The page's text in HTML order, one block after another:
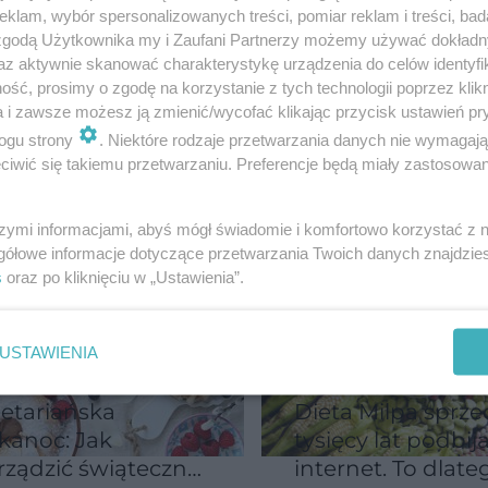
sieć. Ta dieta
skończyć się
Wielkanoc przy
cukrzycy? Te
ratują święta
Jak
świąteczne
Dieta Milpa
tysięcy lat
internet. To
wybór spersonalizowanych treści, pomiar reklam i treści,
Użytkownika my i Zaufani Partnerzy możemy używać
aktywnie skanować charakterystykę urządzenia do celów
prosimy o zgodę na korzystanie z tych technologii poprzez
i zawsze możesz ją zmienić/wycofać klikając przycisk ustawień
strony
. Niektóre rodzaje przetwarzania danych nie
się takiemu przetwarzaniu. Preferencje będą miały
informacjami, abyś mógł świadomie i komfortowo korzystać z
informacje dotyczące przetwarzania Twoich danych
oraz po kliknięciu w „Ustawienia”.
USTAWIENIA